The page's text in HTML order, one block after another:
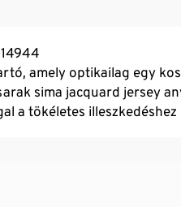
amely optikailag egy
sima jacquard jersey
a tökéletes